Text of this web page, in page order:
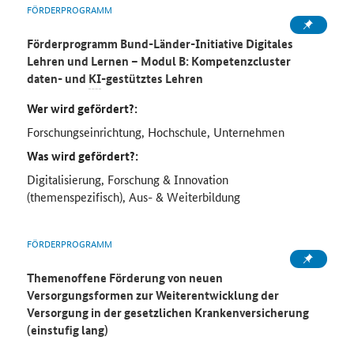
FÖRDERPROGRAMM
Förderprogramm Bund-Länder-Initiative Digitales
Lehren und Lernen – Modul B: Kompetenzcluster
daten- und KI-gestütztes Lehren
Wer wird gefördert?:
Forschungseinrichtung, Hochschule, Unternehmen
Was wird gefördert?:
Digitalisierung, Forschung & Innovation
(themenspezifisch), Aus- & Weiterbildung
FÖRDERPROGRAMM
Themenoffene Förderung von neuen
Versorgungsformen zur Weiterentwicklung der
Versorgung in der gesetzlichen Krankenversicherung
(einstufig lang)